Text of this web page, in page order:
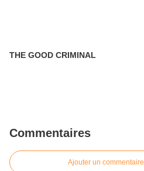
THE GOOD CRIMINAL
Commentaires
Ajouter un commentaire